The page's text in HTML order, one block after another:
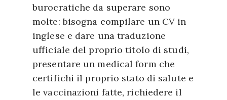
burocratiche da superare sono
molte: bisogna compilare un CV in
inglese e dare una traduzione
ufficiale del proprio titolo di studi,
presentare un medical form che
certifichi il proprio stato di salute e
le vaccinazioni fatte, richiedere il